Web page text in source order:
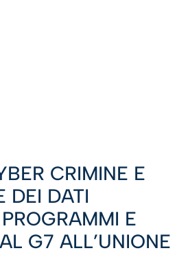
CRIMINE E
DEI DATI
E
G7 ALL’UNIONE